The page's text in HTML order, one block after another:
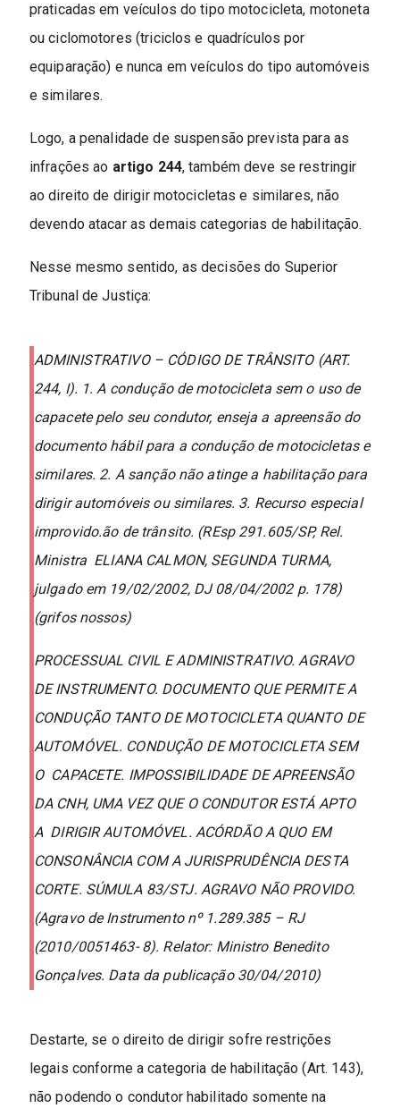
praticadas em veículos do tipo motocicleta, motoneta
ou ciclomotores (triciclos e quadrículos por
equiparação) e nunca em veículos do tipo automóveis
e similares.
Logo, a penalidade de suspensão prevista para as
infrações ao artigo 244, também deve se restringir
ao direito de dirigir motocicletas e similares, não
devendo atacar as demais categorias de habilitação.
Nesse mesmo sentido, as decisões do Superior
Tribunal de Justiça:
ADMINISTRATIVO – CÓDIGO DE TRÂNSITO (ART.
244, I). 1. A condução de motocicleta sem o uso de
capacete pelo seu condutor, enseja a apreensão do
documento hábil para a condução de motocicletas e
similares. 2. A sanção não atinge a habilitação para
dirigir automóveis ou similares. 3. Recurso especial
improvido.ão de trânsito. (REsp 291.605/SP, Rel.
Ministra ELIANA CALMON, SEGUNDA TURMA,
julgado em 19/02/2002, DJ 08/04/2002 p. 178)
(grifos nossos)
PROCESSUAL CIVIL E ADMINISTRATIVO. AGRAVO
DE INSTRUMENTO. DOCUMENTO QUE PERMITE A
CONDUÇÃO TANTO DE MOTOCICLETA QUANTO DE
AUTOMÓVEL. CONDUÇÃO DE MOTOCICLETA SEM
O CAPACETE. IMPOSSIBILIDADE DE APREENSÃO
DA CNH, UMA VEZ QUE O CONDUTOR ESTÁ APTO
A DIRIGIR AUTOMÓVEL. ACÓRDÃO A QUO EM
CONSONÂNCIA COM A JURISPRUDÊNCIA DESTA
CORTE. SÚMULA 83/STJ. AGRAVO NÃO PROVIDO.
(Agravo de Instrumento nº 1.289.385 – RJ
(2010/0051463- 8). Relator: Ministro Benedito
Gonçalves. Data da publicação 30/04/2010)
Destarte, se o direito de dirigir sofre restrições
legais conforme a categoria de habilitação (Art. 143),
não podendo o condutor habilitado somente na